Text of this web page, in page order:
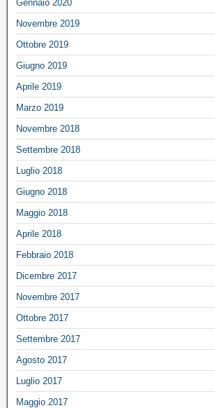
Gennaio 2020
Novembre 2019
Ottobre 2019
Giugno 2019
Aprile 2019
Marzo 2019
Novembre 2018
Settembre 2018
Luglio 2018
Giugno 2018
Maggio 2018
Aprile 2018
Febbraio 2018
Dicembre 2017
Novembre 2017
Ottobre 2017
Settembre 2017
Agosto 2017
Luglio 2017
Maggio 2017